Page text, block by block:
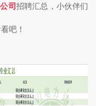
司招聘汇总，小伙伴们
吧！